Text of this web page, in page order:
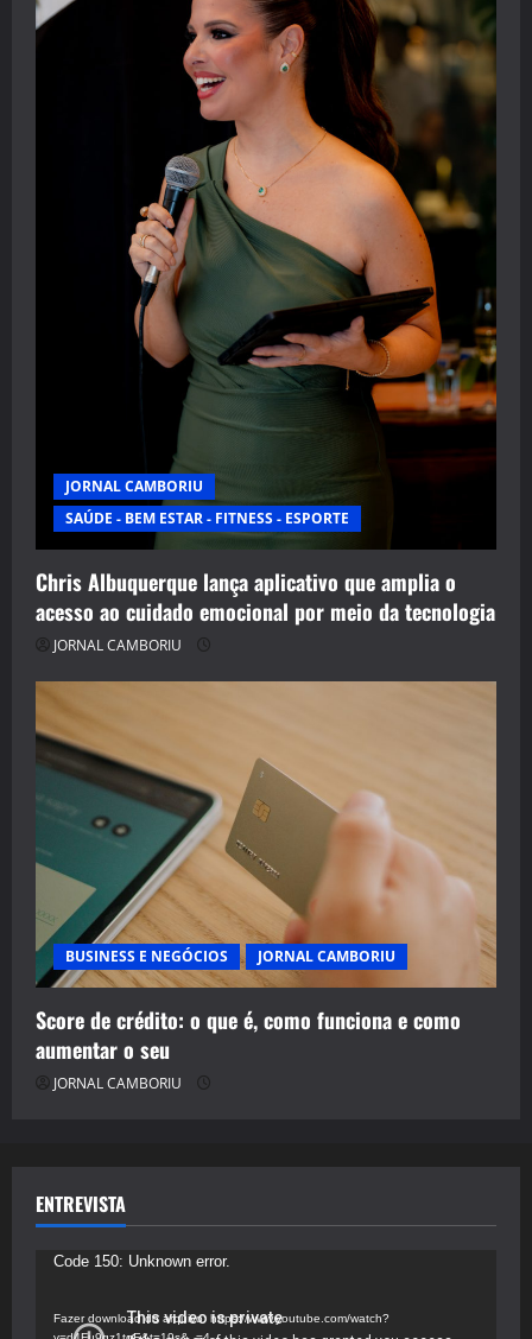
JORNAL CAMBORIU
SAÚDE - BEM ESTAR - FITNESS - ESPORTE
Chris Albuquerque lança aplicativo que amplia o
acesso ao cuidado emocional por meio da tecnologia
JORNAL CAMBORIU
BUSINESS E NEGÓCIOS JORNAL CAMBORIU
Score de crédito: o que é, como funciona e como
aumentar o seu
JORNAL CAMBORIU
ENTREVISTA
Tocador
vídeo
Code 150: Unknown error.
Fazer download do arquivo: https://www.youtube.com/watch?